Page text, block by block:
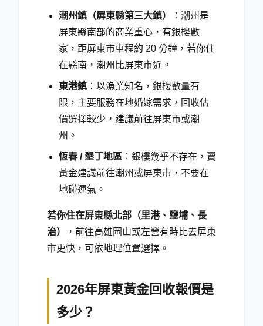
潮州鎮（屏東縣第三大鎮）
：潮州是
屏東縣南部的商業重心，有銀樓數
家，距屏東市車程約 20 分鐘，若你住
在縣南，潮州比屏東市近。
東港鎮 ：以漁業知名，銀樓數量有
限，主要服務在地婚嫁需求，回收估
價選擇較少，建議前往屏東市或潮
州。
恆春 / 墾丁地區 ：銀樓幾乎不存在，賣
黃金建議前往潮州或屏東市，不要在
地碰運氣。
若你住在屏東縣北部（里港、鹽埔、長
治）
，前往高雄岡山或左營有時比去屏東
市更快，可依地理位置選擇。
2026年屏東黃金回收報價是
多少？